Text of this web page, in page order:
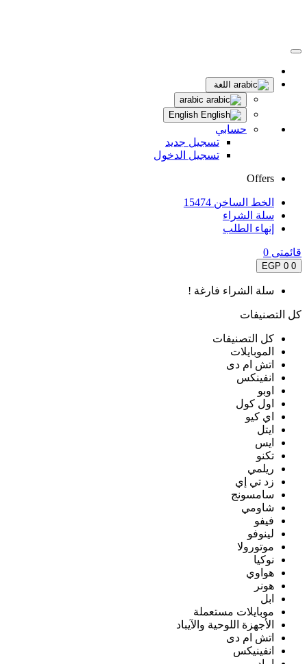
اللغة
حسابي
تسجيل جديد
تسجيل الدخول
Offers
الخط الساخن 15474
سلة الشراء
إنهاء الطلب
قائمتى 0
0
0 EGP
سلة الشراء فارغة !
كل التصنيفات
كل التصنيفات
الموبايلات
اتش ام دى
انفينكس
اوبو
اول كول
اي كيو
ايتل
ايس
تكنو
ريلمي
زد تي إي
سامسونج
شاومي
فيفو
لينوفو
موتورولا
نوكيا
هواوي
هونر
ابل
موبايلات مستعملة
الأجهزة اللوحية والآيباد
اتش ام دى
انفينيكس